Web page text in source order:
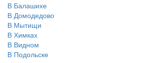
В Балашихе
В Домодедово
В Мытищи
В Химках
В Видном
В Подольске